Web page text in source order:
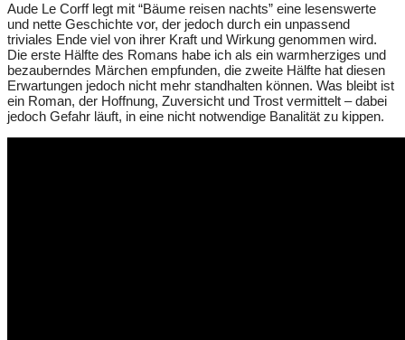
Aude Le Corff legt mit “Bäume reisen nachts” eine lesenswerte
und nette Geschichte vor, der jedoch durch ein unpassend
triviales Ende viel von ihrer Kraft und Wirkung genommen wird.
Die erste Hälfte des Romans habe ich als ein warmherziges und
bezauberndes Märchen empfunden, die zweite Hälfte hat diesen
Erwartungen jedoch nicht mehr standhalten können. Was bleibt ist
ein Roman, der Hoffnung, Zuversicht und Trost vermittelt – dabei
jedoch Gefahr läuft, in eine nicht notwendige Banalität zu kippen.